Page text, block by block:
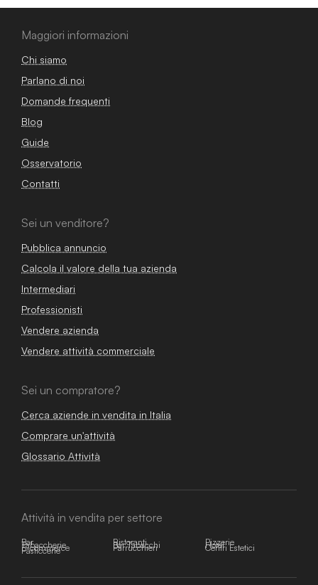
Maggiori informazioni
Chi siamo
Parlano di noi
Domande frequenti
Blog
Guide
Osservatorio
Contatti
Sei un venditore?
Pubblica annuncio
Calcola il valore della tua azienda
Intermediari
Professionisti
Vendere azienda
Vendere attività commerciale
Sei un compratore?
Cerca aziende in vendita in Italia
Comprare un'attività
Glossario Attività
Attività in vendita per settore
Bar Ristoranti Pizzerie
Tabaccherie Bar Tabacchi Hotel
E-commerce Parrucchieri Centri Estetici
Pasticcerie